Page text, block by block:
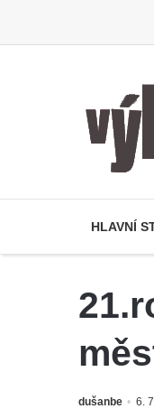
HLAVNÍ
dušanbe 6.